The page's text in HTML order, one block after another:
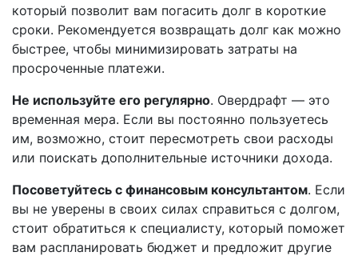
который позволит вам погасить долг в короткие
сроки. Рекомендуется возвращать долг как можно
быстрее, чтобы минимизировать затраты на
просроченные платежи.
Не используйте его регулярно. Овердрафт — это
временная мера. Если вы постоянно пользуетесь
им, возможно, стоит пересмотреть свои расходы
или поискать дополнительные источники дохода.
Посоветуйтесь с финансовым консультантом. Если
вы не уверены в своих силах справиться с долгом,
стоит обратиться к специалисту, который поможет
вам распланировать бюджет и предложит другие